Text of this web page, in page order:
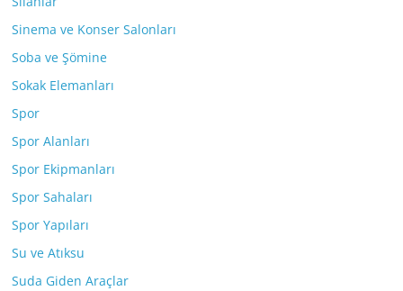
Sinema ve Konser Salonları
Soba ve Şömine
Sokak Elemanları
Spor
Spor Alanları
Spor Ekipmanları
Spor Sahaları
Spor Yapıları
Su ve Atıksu
Suda Giden Araçlar